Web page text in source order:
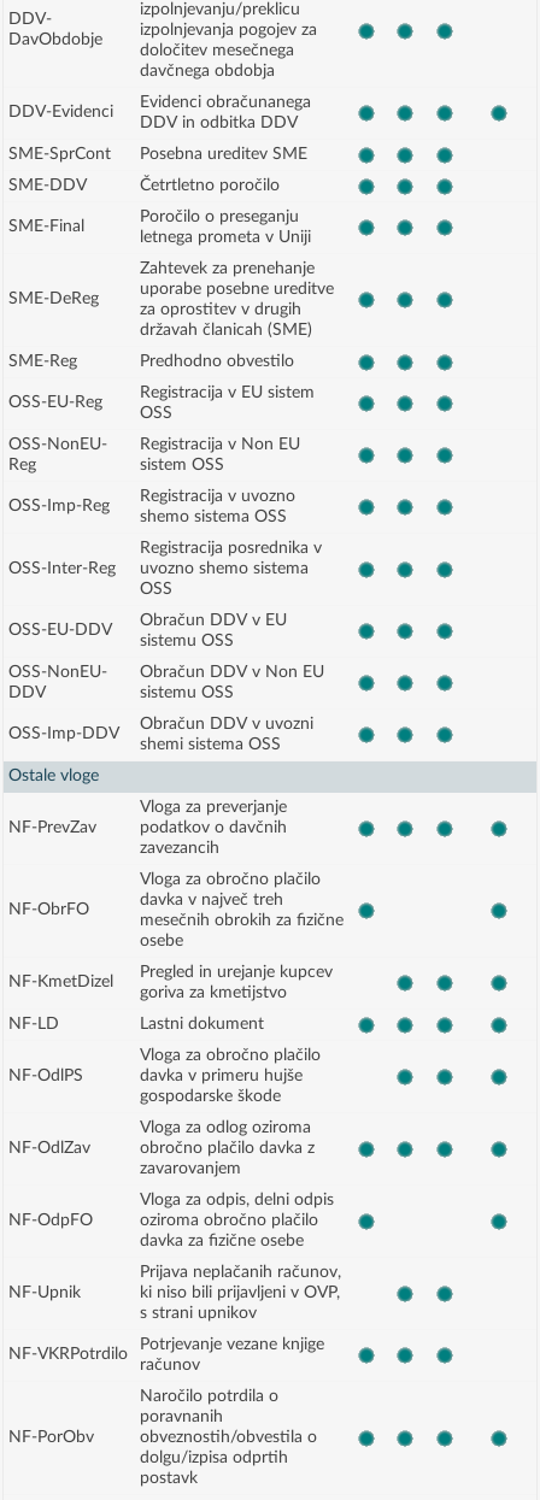
DDV-
DavObdobje
izpolnjevanju/preklicu
izpolnjevanja pogojev za
določitev mesečnega
davčnega obdobja
DDV-Evidenci
Evidenci obračunanega
DDV in odbitka DDV
SME-SprCont
Posebna ureditev SME
SME-DDV
Četrtletno poročilo
SME-Final
Poročilo o preseganju
letnega prometa v Uniji
SME-DeReg
Zahtevek za prenehanje
uporabe posebne ureditve
za oprostitev v drugih
državah članicah (SME)
SME-Reg
Predhodno obvestilo
OSS-EU-Reg
Registracija v EU sistem
OSS
OSS-NonEU-
Reg
Registracija v Non EU
sistem OSS
OSS-Imp-Reg
Registracija v uvozno
shemo sistema OSS
OSS-Inter-Reg
Registracija posrednika v
uvozno shemo sistema
OSS
OSS-EU-DDV
Obračun DDV v EU
sistemu OSS
OSS-NonEU-
DDV
Obračun DDV v Non EU
sistemu OSS
OSS-Imp-DDV
Obračun DDV v uvozni
shemi sistema OSS
Ostale vloge
NF-PrevZav
Vloga za preverjanje
podatkov o davčnih
zavezancih
NF-ObrFO
Vloga za obročno plačilo
davka v največ treh
mesečnih obrokih za fizične
osebe
NF-KmetDizel
Pregled in urejanje kupcev
goriva za kmetijstvo
NF-LD
Lastni dokument
NF-OdlPS
Vloga za obročno plačilo
davka v primeru hujše
gospodarske škode
NF-OdlZav
Vloga za odlog oziroma
obročno plačilo davka z
zavarovanjem
NF-OdpFO
Vloga za odpis, delni odpis
oziroma obročno plačilo
davka za fizične osebe
NF-Upnik
Prijava neplačanih računov,
ki niso bili prijavljeni v OVP,
s strani upnikov
NF-VKRPotrdilo
Potrjevanje vezane knjige
računov
NF-PorObv
Naročilo potrdila o
poravnanih
obveznostih/obvestila o
dolgu/izpisa odprtih
postavk